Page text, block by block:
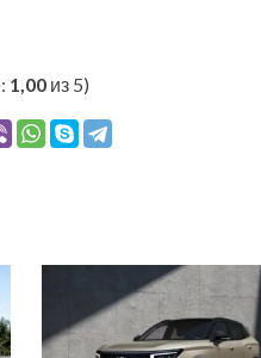
1,00 из 5)